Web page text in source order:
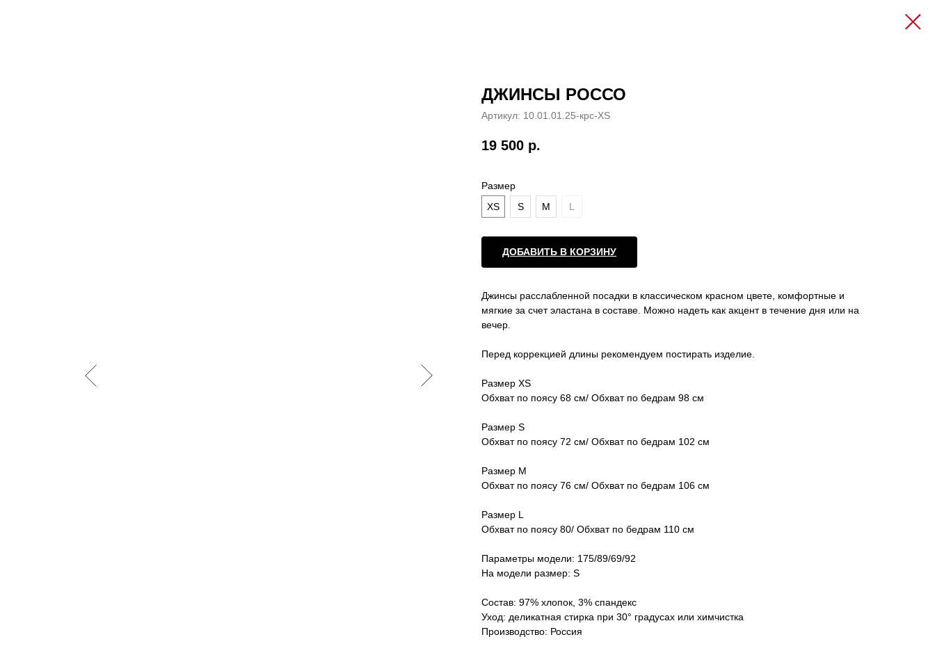
ДЖИНСЫ РОССО
Артикул: 10.01.01.25-крс-XS
19 500 р.
Размер
XS
S M L
ДОБАВИТЬ В КОРЗИНУ
Джинсы расслабленной посадки в классическом красном цвете, комфортные и
мягкие за счет эластана в составе. Можно надеть как акцент в течение дня или на
вечер.
Перед коррекцией длины рекомендуем постирать изделие.
Размер XS
Обхват по поясу 68 см/ Обхват по бедрам 98 см
Размер S
Обхват по поясу 72 см/ Обхват по бедрам 102 см
Размер M
Обхват по поясу 76 см/ Обхват по бедрам 106 см
Размер L
Обхват по поясу 80/ Обхват по бедрам 110 см
Параметры модели: 175/89/69/92
На модели размер: S
Состав: 97% хлопок, 3% спандекс
Уход: деликатная стирка при 30° градусах или химчистка
Производство: Россия